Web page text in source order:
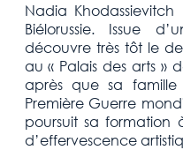
Nadia
Biélorussie. Issue
découvre très tôt le
au « Palais des arts »
après que sa
Première Guerre
poursuit sa formation
d’effervescence